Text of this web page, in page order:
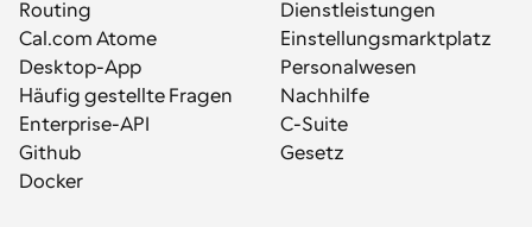
Routing
Cal.com Atome
Desktop-App
Häufig gestellte Fragen
Enterprise-API
Github
Docker
Dienstleistungen
Einstellungsmarktplatz
Personalwesen
Nachhilfe
C-Suite
Gesetz